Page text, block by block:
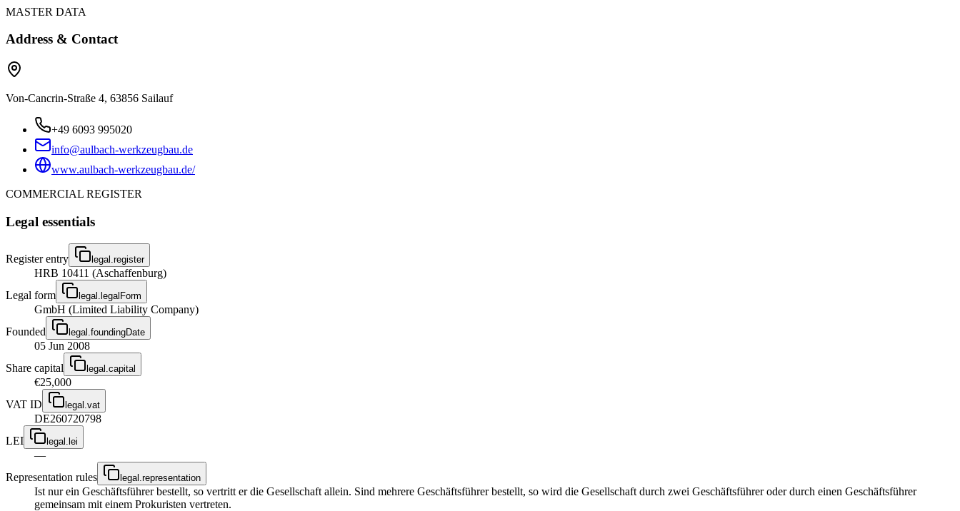
MASTER DATA
Address & Contact
Von-Cancrin-Straße 4, 63856 Sailauf
+49 6093 995020
info@aulbach-werkzeugbau.de
www.aulbach-werkzeugbau.de/
COMMERCIAL REGISTER
Legal essentials
Register entry legal.register
HRB 10411 (Aschaffenburg)
Legal form
legal.legalForm
GmbH (Limited Liability Company)
Founded
legal.foundingDate
05 Jun 2008
Share capital
legal.capital
€25,000
VAT ID
legal.vat
DE260720798
LEI
legal.lei
—
Representation rules
legal.representation
Ist nur ein Geschäftsführer bestellt, so vertritt er die Gesellschaft allein. Sind mehrere Geschäftsführer bestellt, so wird die Gesellschaft durch zwei Geschäftsführer oder durch einen Geschäftsführer
gemeinsam mit einem Prokuristen vertreten.